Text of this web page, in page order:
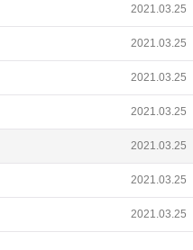
2021.03.25
2021.03.25
2021.03.25
2021.03.25
2021.03.25
2021.03.25
2021.03.25